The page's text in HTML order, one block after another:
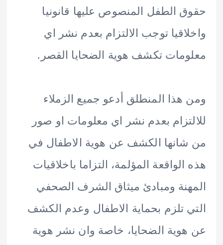
الطفل المنصوص عليها قانونيا
توجب الالتزام بعدم نشر اي
تكشف هوية الضحايا القصر.
المنطلق أدعو جميع الزملاء
بعدم نشر اي معلومات او صور
الكشف عن هوية الاطفال في
المؤلمة، التزاما باخلاقيات
ومبادئ ميثاق الشرف الصحفي
تلزم بحماية الاطفال وعدم الكشف
الضحايا، خاصة وان نشر هوية